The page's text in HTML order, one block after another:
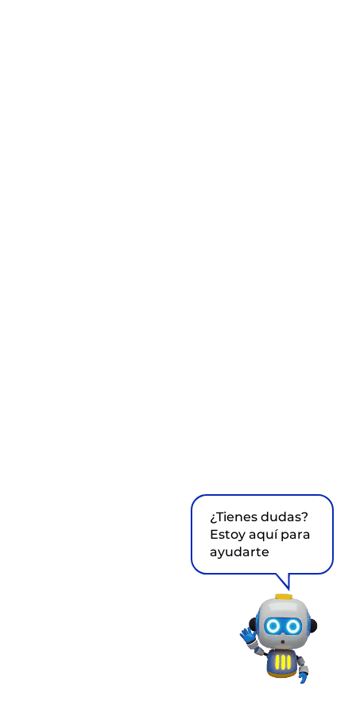
¿Tienes dudas?
Estoy aquí para
ayudarte